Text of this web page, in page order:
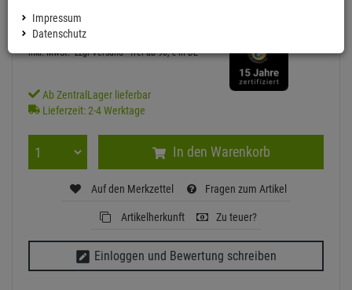
UVP:
90,90 €
inkl. MwSt. zzgl Versand - frei ab 90,-€ in DE
Ab ZentralLager lieferbar
Lieferzeit: 2-4 Werktage
In den Warenkorb
Auf den Merkzettel Fragen zum Artikel
Artikelherkunft Zu teuer?
Einloggen und Bewertung schreiben
Impressum
Datenschutz